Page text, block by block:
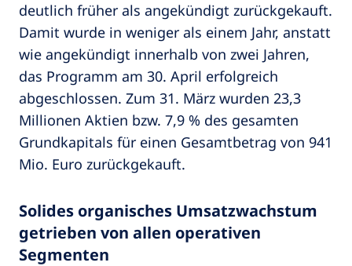
deutlich früher als angekündigt zurückgekauft.
Damit wurde in weniger als einem Jahr, anstatt
wie angekündigt innerhalb von zwei Jahren,
das Programm am 30. April erfolgreich
abgeschlossen. Zum 31. März wurden 23,3
Millionen Aktien bzw. 7,9 % des gesamten
Grundkapitals für einen Gesamtbetrag von 941
Mio. Euro zurückgekauft.
Solides organisches Umsatzwachstum
getrieben von allen operativen
Segmenten